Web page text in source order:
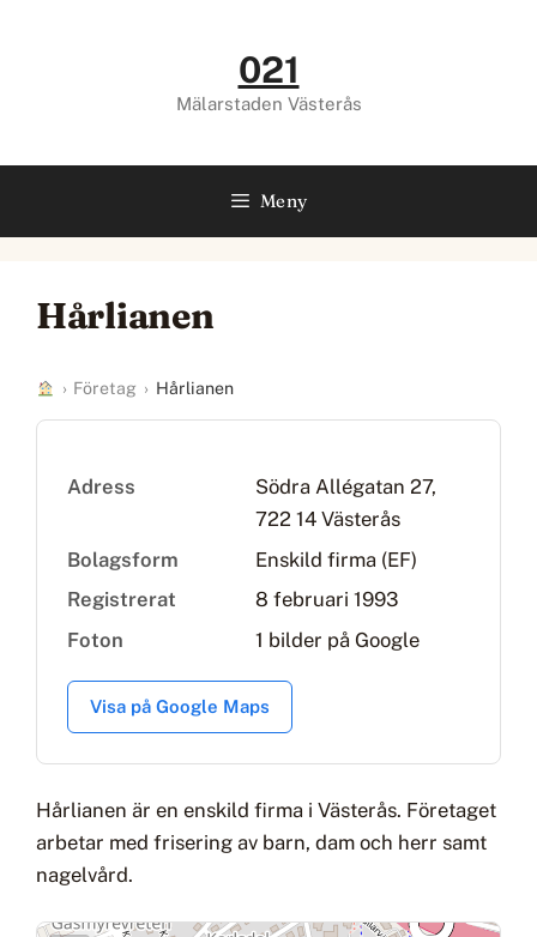
021
Mälarstaden Västerås
Meny
Hårlianen
› Företag › Hårlianen
Adress
Södra Allégatan 27,
722 14 Västerås
Bolagsform
Enskild firma (EF)
Registrerat
8 februari 1993
Foton
1 bilder på Google
Visa på Google Maps
Hårlianen är en enskild firma i Västerås. Företaget
arbetar med frisering av barn, dam och herr samt
nagelvård.